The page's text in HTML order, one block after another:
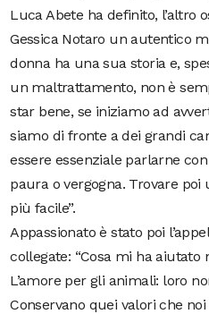
Luca Abete ha definito, l’altro
Gessica Notaro un autentico
donna ha una sua storia e,
un maltrattamento, non è
star bene, se iniziamo ad
siamo di fronte a dei grandi
essere essenziale parlarne
paura o vergogna. Trovare
più facile”.
Appassionato è stato poi
collegate: “Cosa mi ha
L’amore per gli animali: loro
Conservano quei valori che